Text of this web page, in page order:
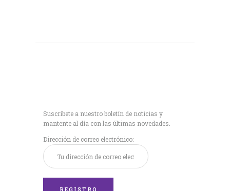
Suscríbete a nuestro boletín de noticias y
mantente al día con las últimas novedades.
Dirección de correo electrónico: